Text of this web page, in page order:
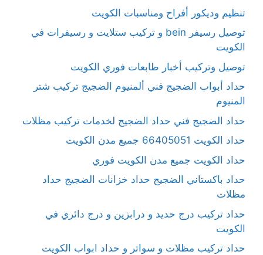
تنظيم وديكور أفراح ومناسبات الكويت
توصيل رسيفر bein و تركيب ستلايت و رسيفرات في
الكويت
توصيل وتركيب أخبار طابعات فوري الكويت
حداد أبواب الضجيج فني ألمنيوم الضجيج تركيب شتر
المنيوم
حداد الضجيج فني حداد الضجيج لخدمات تركيب مظلات
حداد الكويت 66405051 جميع مدن الكويت
حداد الكويت جميع مدن الكويت فوري
حداد باكستاني الضجيج حداد خزانات الضجيج حداد
مظلات
حداد تركيب درج حديد و درابزين و درج دائري في
الكويت
حداد تركيب مظلات و سواتر و حداد ابواب الكويت